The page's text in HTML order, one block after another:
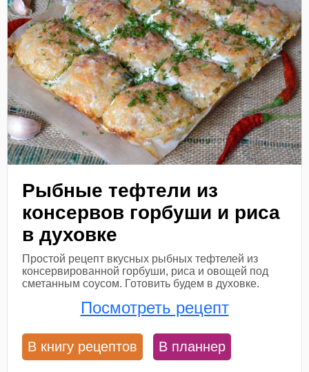
Рыбные тефтели из
консервов горбуши и риса
в духовке
Простой рецепт вкусных рыбных тефтелей из
консервированной горбуши, риса и овощей под
сметанным соусом. Готовить будем в духовке.
Посмотреть рецепт
В книгу рецептов В планнер